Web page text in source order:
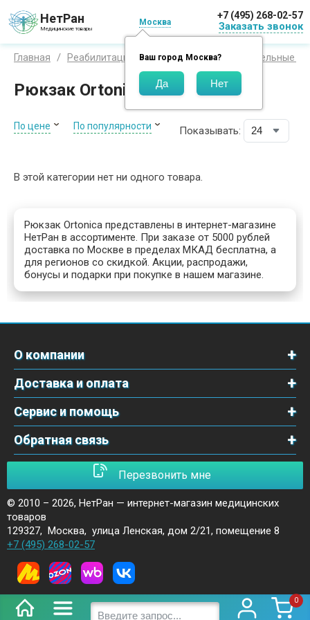
НетРан
Медицинские товары
Москва
Ваш город Москва?
+7 (495) 268-02-57
Заказать звонок
0
Главная Реабилитация Санитарные и дополнительные
Рюкзак Ortonica
По цене По популярности Показывать:
В этой категории нет ни одного товара.
Рюкзак Ortonica представлены в интернет-магазине
НетРан в ассортименте. При заказе от 5000 рублей
доставка по Москве в пределах МКАД бесплатна, а
для регионов со скидкой. Акции, распродажи,
бонусы и подарки при покупке в нашем магазине.
О компании
Доставка и оплата
Сервис и помощь
Обратная связь
Перезвонить мне
© 2010 – 2026, НетРан — интернет-магазин медицинских
товаров
129327, Москва, улица Ленская, дом 2/21, помещение 8
+7 (495) 268-02-57